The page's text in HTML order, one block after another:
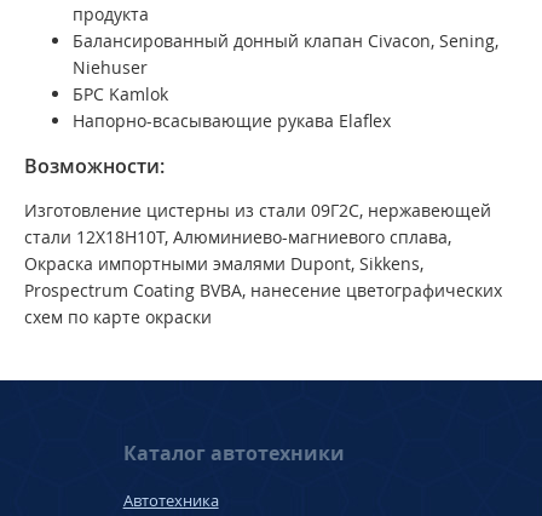
продукта
Балансированный донный клапан Civacon, Sening,
Niehuser
БРС Kamlok
Напорно-всасывающие рукава Elaflex
Возможности:
Изготовление цистерны из стали 09Г2С, нержавеющей
стали 12Х18Н10Т, Алюминиево-магниевого сплава,
Окраска импортными эмалями Dupont, Sikkens,
Prospectrum Coating BVBA, нанесение цветографических
схем по карте окраски
Каталог автотехники
Автотехника